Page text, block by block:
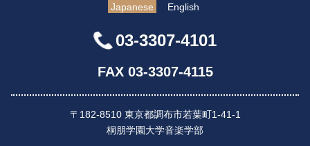
Japanese English
03-3307-4101
FAX 03-3307-4115
〒182-8510 東京都調布市若葉町1-41-1
桐朋学園大学音楽学部